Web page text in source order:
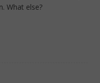
What else?